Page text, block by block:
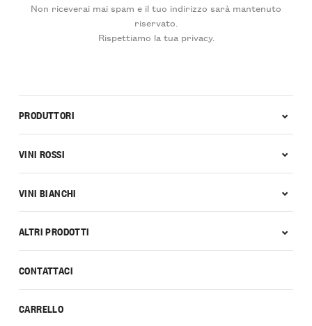
Non riceverai mai spam e il tuo indirizzo sarà mantenuto
riservato.
Rispettiamo la tua privacy.
CONTATTACI
CARRELLO
PRODUTTORI
VINI ROSSI
VINI BIANCHI
ALTRI PRODOTTI